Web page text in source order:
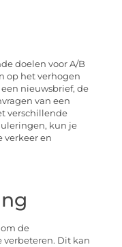
doelen voor A/B
op het verhogen
nieuwsbrief, de
van een
verschillende
kun je
verkeer en
de
verbeteren. Dit kan